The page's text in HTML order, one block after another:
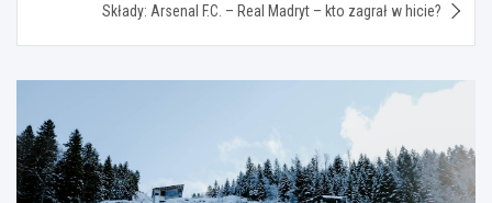
Składy: Arsenal F.C. – Real Madryt – kto zagrał w hicie?